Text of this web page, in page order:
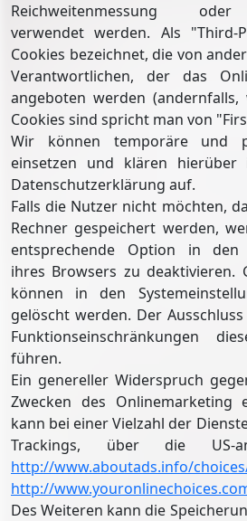
Reichweitenmessung oder
verwendet werden. Als "Third-
Cookies bezeichnet, die von
Verantwortlichen, der das
angeboten werden
Cookies sind spricht man von
Wir können temporäre und
einsetzen und klären hierüber
Datenschutzerklärung auf.
Falls die Nutzer nicht möchten,
Rechner gespeichert werden,
entsprechende Option in den
ihres Browsers zu deaktivieren.
können in den
gelöscht werden. Der
Funktionseinschränkungen
führen.
Ein genereller Widerspruch
Zwecken des Onlinemarketing
kann bei einer Vielzahl der
Trackings, über die US-
http://www.aboutads.info/
http://
Des Weiteren kann die